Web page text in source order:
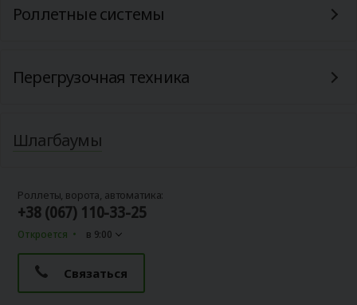
Роллетные системы
Перегрузочная техника
Шлагбаумы
Роллеты, ворота, автоматика:
+38 (067) 110-33-25
Откроется в 9:00
Связаться